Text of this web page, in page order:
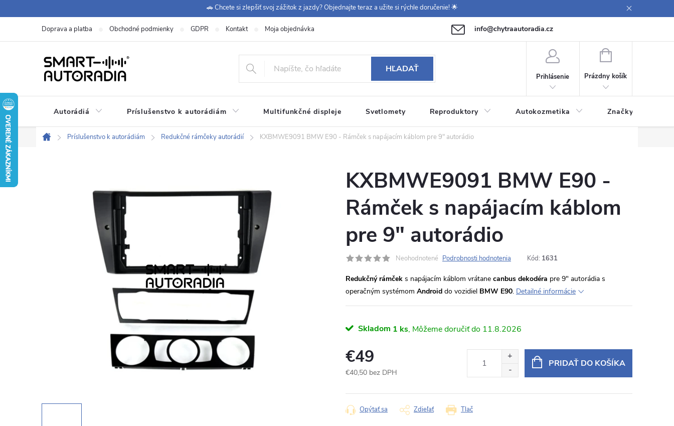
na
🚗 Chcete si zlepšiť svoj zážitok z jazdy? Objednajte teraz a užite si rýchle doručenie! 🌟
+420 771 149 411 (Po-Pá 9:00-12:00, 12:30-14:00)
info@chytraautoradia.cz
Doprava a platba Obchodné podmienky GDPR Kontakt Moja objednávka
HĽADAŤ
Prihlásenie
NÁKUPNÝ
Prázdny košík
Autorádiá Príslušenstvo k autorádiám Multifunkčné displeje Svetlomety Reproduktory Autokozmetika Značky
Zákaznícka podpora: +420 771 149 411 (Po-Pá 9:00-12:00, 12:30-14:00) info@chytraautoradia.cz
Domov
Príslušenstvo k autorádiám Redukčné rámčeky autorádií KXBMWE9091 BMW E90 - Rámček s napájacím káblom pre 9" autorádio
KXBMWE9091 BMW E90 -
Rámček s napájacím káblom
pre 9" autorádio
Neohodnotené Podrobnosti hodnotenia Kód: 1631
Redukčný rámček s napájacím káblom vrátane canbus dekodéra pre 9" autorádia s
operačným systémom Android do vozidiel BMW E90. Detailné informácie
Skladom 1 ks 11.8.2026
€49
€40,50 bez DPH
cena:
PRIDAŤ DO KOŠÍKA
Tlač
Opýtať sa Zdieľať